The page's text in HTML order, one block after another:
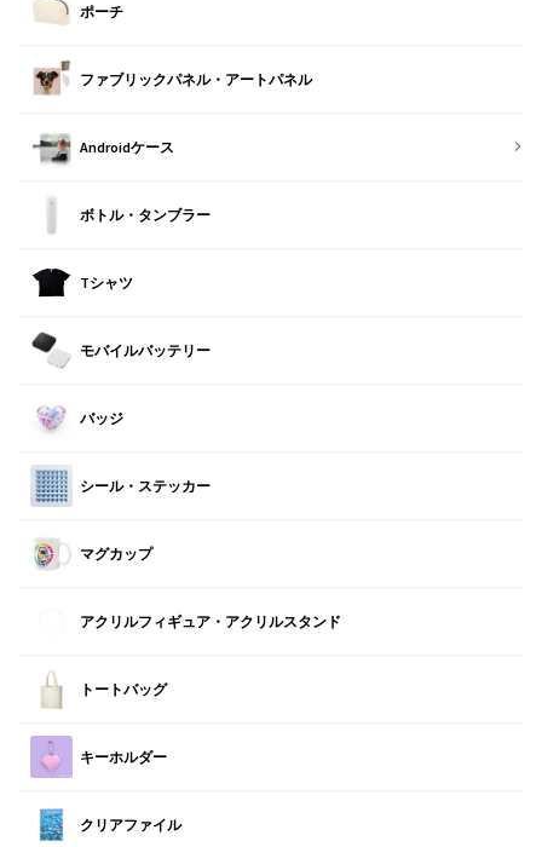
ポーチ
ファブリックパネル・アートパネル
Androidケース
ボトル・タンブラー
Tシャツ
モバイルバッテリー
バッジ
シール・ステッカー
マグカップ
アクリルフィギュア・アクリルスタンド
トートバッグ
キーホルダー
クリアファイル